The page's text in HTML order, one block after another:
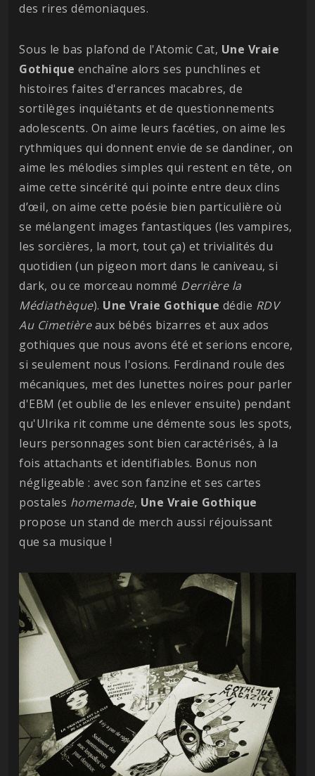
des rires démoniaques.
Sous le bas plafond de l'Atomic Cat, Une Vraie
Gothique enchaîne alors ses punchlines et
histoires faites d'errances macabres, de
sortilèges inquiétants et de questionnements
adolescents. On aime leurs facéties, on aime les
rythmiques qui donnent envie de se dandiner, on
aime les mélodies simples qui restent en tête, on
aime cette sincérité qui pointe entre deux clins
d’œil, on aime cette poésie bien particulière où
se mélangent images fantastiques (les vampires,
les sorcières, la mort, tout ça) et trivialités du
quotidien (un pigeon mort dans le caniveau, si
dark, ou ce morceau nommé Derrière la
Médiathèque). Une Vraie Gothique dédie RDV
Au Cimetièreaux bébés bizarres et aux ados
gothiques que nous avons été et serions encore,
si seulement nous l'osions. Ferdinand roule des
mécaniques, met des lunettes noires pour parler
d'EBM (et oublie de les enlever ensuite) pendant
qu'Ulrika rit comme une démente sous les spots,
leurs personnages sont bien caractérisés, à la
fois attachants et identifiables. Bonus non
négligeable : avec son fanzine et ses cartes
postales homemade, Une Vraie Gothique
propose un stand de merch aussi réjouissant
que sa musique !